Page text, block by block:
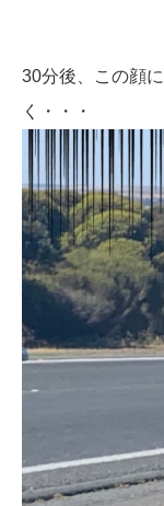
30分後、この顔
く・・・